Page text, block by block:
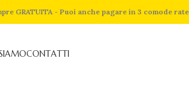
GRATUITA - Puoi anche pagare in 3 comode
CONTATTI